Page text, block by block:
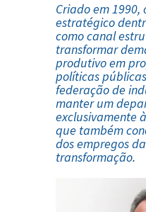
Criado em 1990,
estratégico
como canal
transformar
produtivo em
políticas
federação de
manter um
exclusivamente
que também
dos empregos
transformação.